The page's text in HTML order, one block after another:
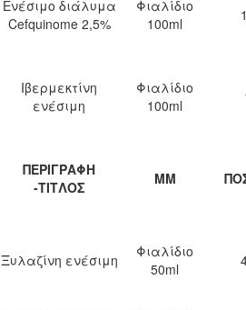
Ενέσιμο διάλυμα
Cefquinome 2,5%
Φιαλίδιο
100ml
Ιβερμεκτίνη
ενέσιμη
Φιαλίδιο
100ml
ΠΕΡΙΓΡΑΦΗ
-ΤΙΤΛΟΣ
ΜΜ
Ξυλαζίνη ενέσιμη
Φιαλίδιο
50ml